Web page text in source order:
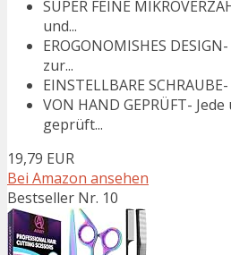
SUPER FEINE
und...
EROGONOMISHES
zur...
EINSTELLBARE
VON HAND GEPRÜFT-
geprüft...
19,79 EUR
Bei Amazon ansehen
Bestseller Nr. 10